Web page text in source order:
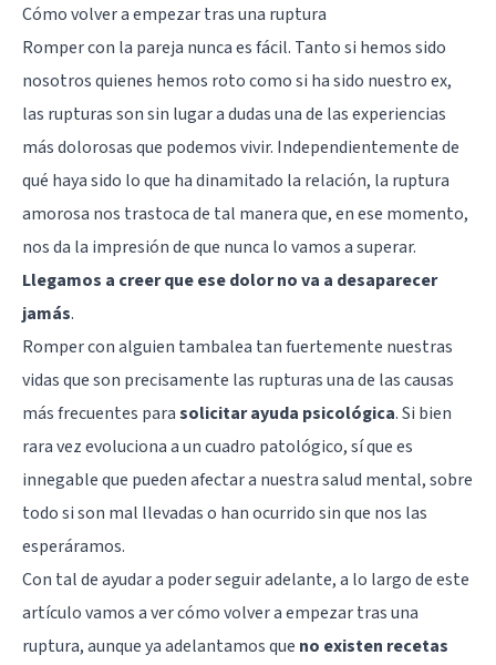
Cómo volver a empezar tras una ruptura
Romper con la pareja nunca es fácil. Tanto si hemos sido
nosotros quienes hemos roto como si ha sido nuestro ex,
las rupturas son sin lugar a dudas una de las experiencias
más dolorosas que podemos vivir. Independientemente de
qué haya sido lo que ha dinamitado la relación, la ruptura
amorosa nos trastoca de tal manera que, en ese momento,
nos da la impresión de que nunca lo vamos a superar.
Llegamos a creer que ese dolor no va a desaparecer
jamás.
Romper con alguien tambalea tan fuertemente nuestras
vidas que son precisamente las rupturas una de las causas
más frecuentes parasolicitar ayuda psicológica. Si bien
rara vez evoluciona a un cuadro patológico, sí que es
innegable que pueden afectar a nuestra salud mental, sobre
todo si son mal llevadas o han ocurrido sin que nos las
esperáramos.
Con tal de ayudar a poder seguir adelante, a lo largo de este
artículo vamos a ver cómo volver a empezar tras una
ruptura, aunque ya adelantamos que no existen recetas